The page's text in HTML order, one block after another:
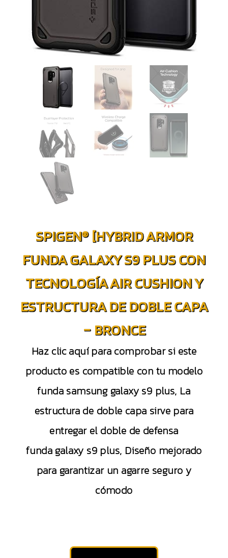
SPIGEN® [HYBRID ARMOR
FUNDA GALAXY S9 PLUS CON
TECNOLOGÍA AIR CUSHION Y
ESTRUCTURA DE DOBLE CAPA
– BRONCE
Haz clic aquí para comprobar si este
producto es compatible con tu modelo
funda samsung galaxy s9 plus, La
estructura de doble capa sirve para
entregar el doble de defensa
funda galaxy s9 plus, Diseño mejorado
para garantizar un agarre seguro y
cómodo